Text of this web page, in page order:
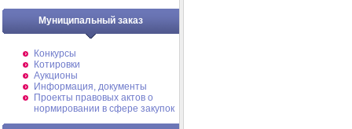
Муниципальный заказ
Конкурсы
Котировки
Аукционы
Информация, документы
Проекты правовых актов о
нормировании в сфере закупок